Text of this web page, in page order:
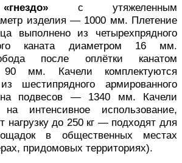
с утяжеленным
изделия — 1000 мм. Плетение
выполнено из четырехпрядного
каната диаметром 16 мм.
после оплётки канатом
90 мм. Качели комплектуются
шестипрядного армированного
подвесов — 1340 мм. Качели
на интенсивное использование,
нагрузку до 250 кг — подходят для
в общественных местах
придомовых территориях).